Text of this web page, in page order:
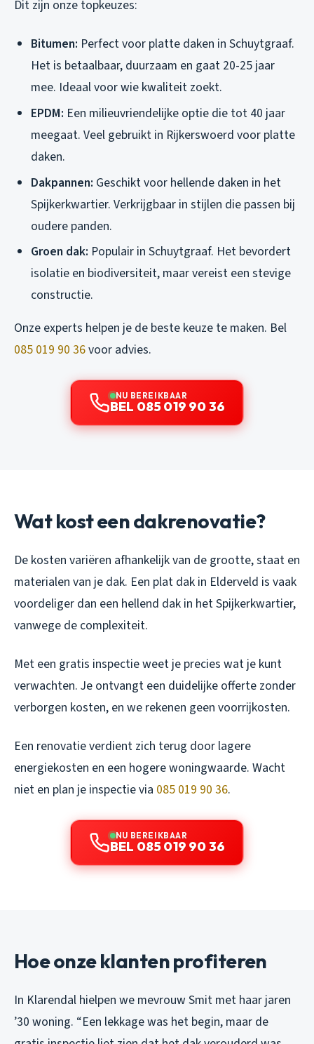
Dit zijn onze topkeuzes:
Bitumen: Perfect voor platte daken in Schuytgraaf.
Het is betaalbaar, duurzaam en gaat 20-25 jaar
mee. Ideaal voor wie kwaliteit zoekt.
EPDM: Een milieuvriendelijke optie die tot 40 jaar
meegaat. Veel gebruikt in Rijkerswoerd voor platte
daken.
Dakpannen: Geschikt voor hellende daken in het
Spijkerkwartier. Verkrijgbaar in stijlen die passen bij
oudere panden.
Groen dak: Populair in Schuytgraaf. Het bevordert
isolatie en biodiversiteit, maar vereist een stevige
constructie.
Onze experts helpen je de beste keuze te maken. Bel
085 019 90 36voor advies.
NU BEREIKBAAR
BEL 085 019 90 36
Wat kost een dakrenovatie?
De kosten variëren afhankelijk van de grootte, staat en
materialen van je dak. Een plat dak in Elderveld is vaak
voordeliger dan een hellend dak in het Spijkerkwartier,
vanwege de complexiteit.
Met een gratis inspectie weet je precies wat je kunt
verwachten. Je ontvangt een duidelijke offerte zonder
verborgen kosten, en we rekenen geen voorrijkosten.
Een renovatie verdient zich terug door lagere
energiekosten en een hogere woningwaarde. Wacht
niet en plan je inspectie via 085 019 90 36.
NU BEREIKBAAR
BEL 085 019 90 36
Hoe onze klanten profiteren
In Klarendal hielpen we mevrouw Smit met haar jaren
’30 woning. “Een lekkage was het begin, maar de